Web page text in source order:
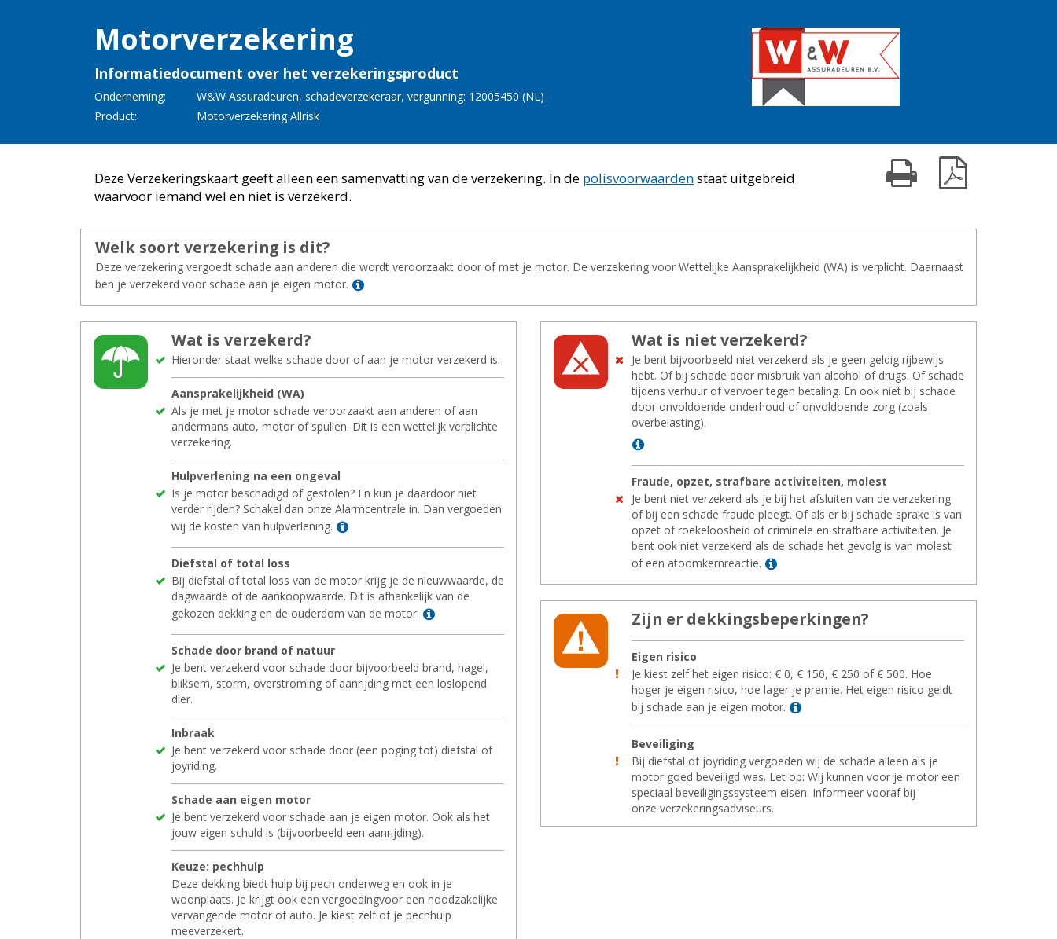
Mo­tor­ver­ze­ke­ring
Informatiedocument over het verzekeringsproduct
Onderneming: W&W As­su­ra­deu­ren, scha­de­ver­ze­ke­raar, vergunning: 12005450 (NL)
Product:
Mo­tor­ver­ze­ke­ring All­risk
Deze Verzekeringskaart geeft alleen een samenvatting van de verzekering. In de polisvoorwaardenstaat uitgebreid
waarvoor iemand wel en niet is verzekerd.
Print kaartDownload PDF
Welk soort ver­ze­ke­ring is dit?
Deze verzekering vergoedt schade aan anderen die wordt veroorzaakt door of met je motor. De verzekering voor Wettelijke Aansprakelijkheid (WA) is verplicht. Daarnaast
ben je verzekerd voor schade aan je eigen motor.
Lees meer
Wat is ver­ze­kerd?
Hieronder staat welke schade door of aan je motor verzekerd is.
Aan­spra­ke­lijk­heid (WA)
Als je met je motor schade veroorzaakt aan anderen of aan
andermans auto, motor of spullen. Dit is een wettelijk verplichte
verzekering.
Hulp­ver­le­ning na een on­ge­val
Is je motor beschadigd of gestolen? En kun je daardoor niet
verder rijden? Schakel dan onze Alarmcentrale in. Dan vergoeden
wij de kosten van hulpverlening.
Lees meer
Dief­stal of total loss
Bij diefstal of total loss van de motor krijg je de nieuwwaarde, de
dagwaarde of de aankoopwaarde. Dit is afhankelijk van de
gekozen dekking en de ouderdom van de motor.
Lees meer
Scha­de door brand of na­tuur
Je bent verzekerd voor schade door bijvoorbeeld brand, hagel,
bliksem, storm, overstroming of aanrijding met een loslopend
dier.
In­braak
Je bent verzekerd voor schade door (een poging tot) diefstal of
joyriding.
Scha­de aan eigen motor
Je bent verzekerd voor schade aan je eigen motor. Ook als het
jouw eigen schuld is (bijvoorbeeld een aanrijding).
Keuze: pech­hulp
Deze dekking biedt hulp bij pech onderweg en ook in je
woonplaats. Je krijgt ook een vergoedingvoor een noodzakelijke
vervangende motor of auto. Je kiest zelf of je pechhulp
meeverzekert.
Wat is niet ver­ze­kerd?
Je bent bijvoorbeeld niet verzekerd als je geen geldig rijbewijs
hebt. Of bij schade door misbruik van alcohol of drugs. Of schade
tijdens verhuur of vervoer tegen betaling. En ook niet bij schade
door onvoldoende onderhoud of onvoldoende zorg (zoals
overbelasting).
Lees meer
Frau­de, opzet, straf­ba­re ac­ti­vi­tei­ten, mo­lest
Je bent niet verzekerd als je bij het afsluiten van de verzekering
of bij een schade fraude pleegt. Of als er bij schade sprake is van
opzet of roekeloosheid of criminele en strafbare activiteiten. Je
bent ook niet verzekerd als de schade het gevolg is van molest
of een atoomkernreactie.
Lees meer
Zijn er dek­kings­be­per­kin­gen?
Eigen ri­si­co
Je kiest zelf het eigen risico: € 0, € 150, € 250 of € 500. Hoe
hoger je eigen risico, hoe lager je premie. Het eigen risico geldt
bij schade aan je eigen motor.
Lees meer
Be­vei­li­ging
Bij diefstal of joyriding vergoeden wij de schade alleen als je
motor goed beveiligd was. Let op: Wij kunnen voor je motor een
speciaal beveiligingssysteem eisen. Informeer vooraf bij
onze verzekeringsadviseurs.